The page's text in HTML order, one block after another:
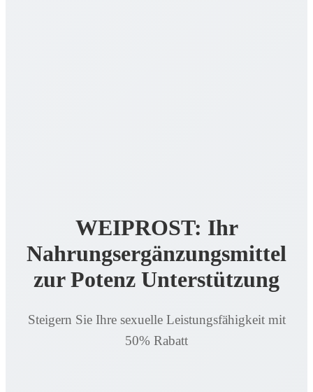
WEIPROST: Ihr
Nahrungsergänzungsmittel
zur Potenz Unterstützung
Steigern Sie Ihre sexuelle Leistungsfähigkeit mit
50% Rabatt